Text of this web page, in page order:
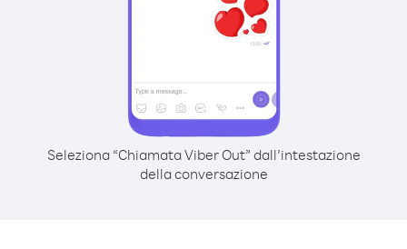
Seleziona “Chiamata Viber Out” dall’intestazione
della conversazione